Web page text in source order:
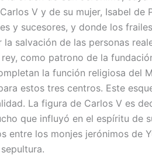
V y de su mujer, Isabel de
y sucesores, y donde los
salvación de las personas
como patrono de la
la función religiosa del
estos tres centros. Este
La figura de Carlos V es
que influyó en el espíritu de
entre los monjes jerónimos de